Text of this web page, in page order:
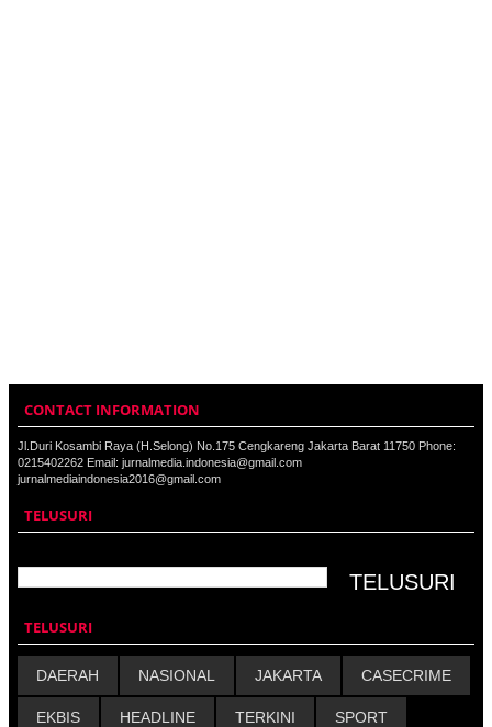
CONTACT INFORMATION
Jl.Duri Kosambi Raya (H.Selong) No.175 Cengkareng Jakarta Barat 11750 Phone:
0215402262 Email: jurnalmedia.indonesia@gmail.com
jurnalmediaindonesia2016@gmail.com
TELUSURI
TELUSURI
DAERAH NASIONAL JAKARTA CASECRIME
EKBIS HEADLINE TERKINI SPORT